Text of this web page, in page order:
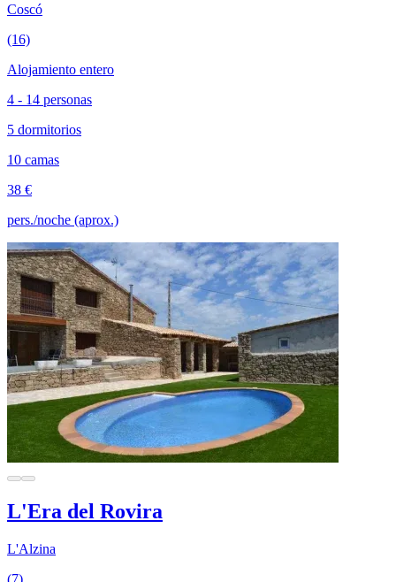
Coscó
(16)
Alojamiento entero
4 - 14 personas
5 dormitorios
10 camas
38 €
pers./noche (aprox.)
L'Era del Rovira
L'Alzina
(7)